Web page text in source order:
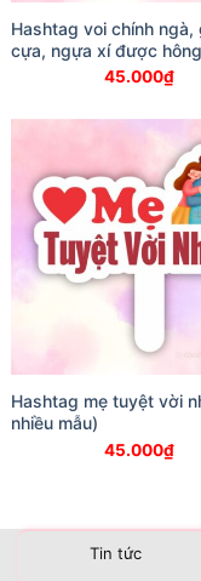
Hashtag voi chính ngà,
cựa, ngựa xí được hông
45.000₫
Hashtag mẹ tuyệt vời
nhiều mẫu)
45.000₫
Tin tức